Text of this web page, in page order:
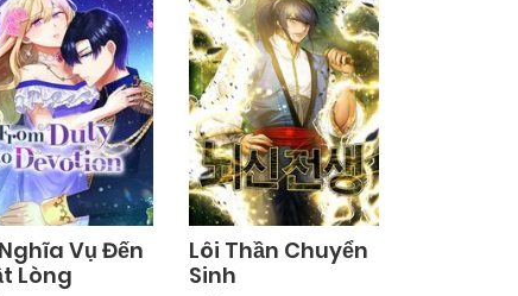
Vụ Đến
Lòng
Lôi Thần Chuyển
Sinh